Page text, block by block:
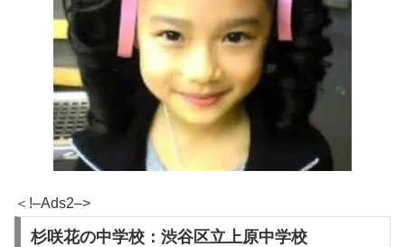
＜!–Ads2–>
杉咲花の中学校：渋谷区立上原中学校